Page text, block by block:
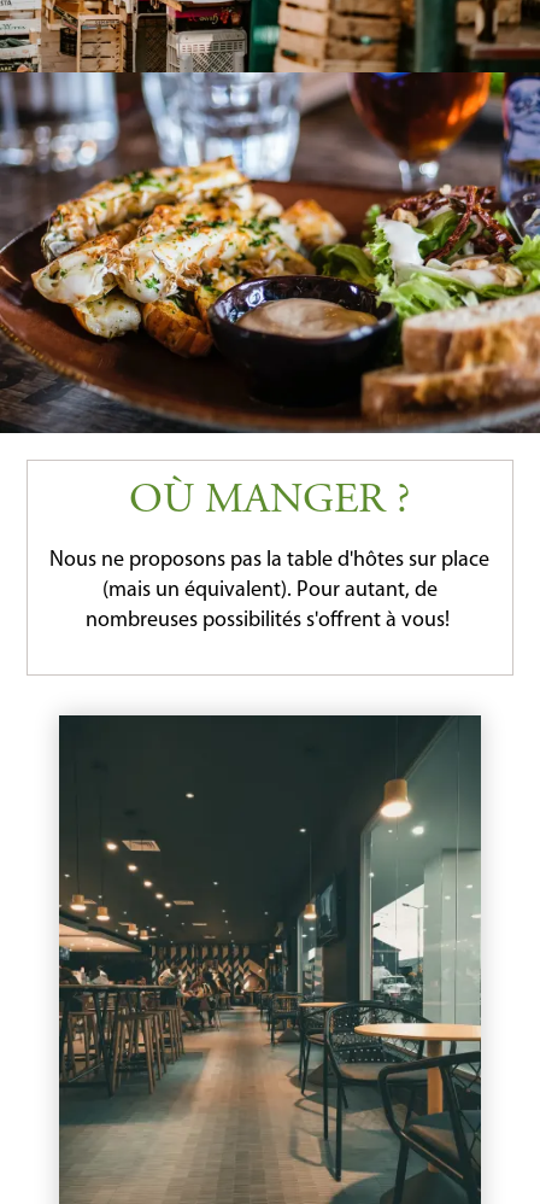
OÙ MANGER ?
Nous ne proposons pas la table d'hôtes sur place
(mais un équivalent). Pour autant, de
nombreuses possibilités s'offrent à vous!